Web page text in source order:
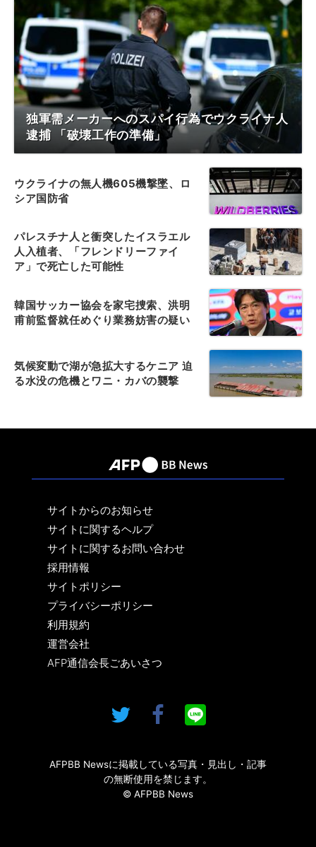
独軍需メーカーへのスパイ行為でウクライナ人
逮捕 「破壊工作の準備」
ウクライナの無人機605機撃墜、ロ
シア国防省
パレスチナ人と衝突したイスラエル
人入植者、「フレンドリーファイ
ア」で死亡した可能性
韓国サッカー協会を家宅捜索、洪明
甫前監督就任めぐり業務妨害の疑い
気候変動で湖が急拡大するケニア 迫
る水没の危機とワニ・カバの襲撃
サイトからのお知らせ
サイトに関するヘルプ
サイトに関するお問い合わせ
採用情報
サイトポリシー
プライバシーポリシー
利用規約
運営会社
AFP通信会長ごあいさつ
AFPBB Newsに掲載している写真・見出し・記事
の無断使用を禁じます。
© AFPBB News